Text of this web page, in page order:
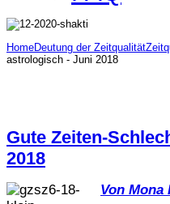
HomeDeutung der Zeitqualität
astrologisch - Juni 2018
Gute Zeiten-
2018
Von Mona